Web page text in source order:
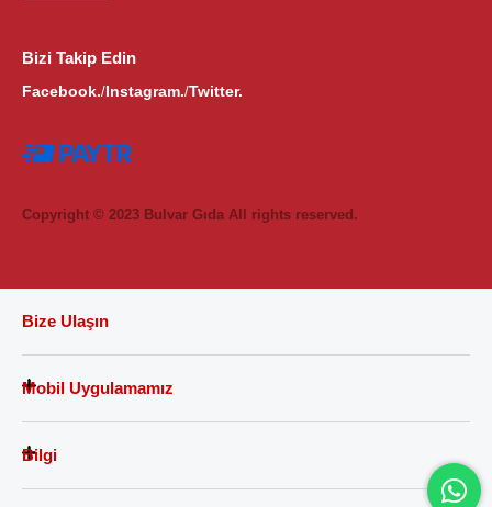
Bizi Takip Edin
Facebook./Instagram./Twitter.
Copyright © 2023 Bulvar Gıda All rights reserved.
Bize Ulaşın
Mobil Uygulamamız
Bilgi